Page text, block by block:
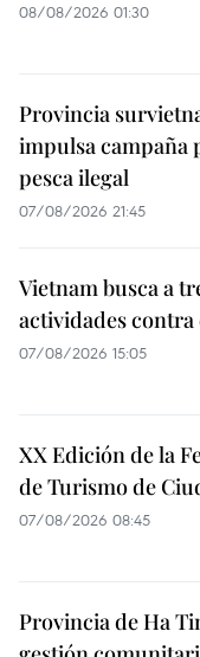
08/08/2026 01:30
Provincia
impulsa campaña
pesca ilegal
07/08/2026 21:45
Vietnam busca a
actividades contra
07/08/2026 15:05
XX Edición de la
de Turismo de
07/08/2026 08:45
Provincia de Ha